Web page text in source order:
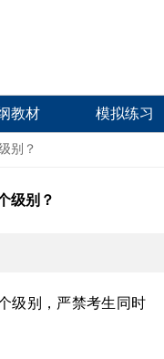
教材 模拟练习
别？
级别？
别，严禁考生同时